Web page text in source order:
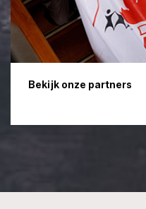
Bekijk onze partners